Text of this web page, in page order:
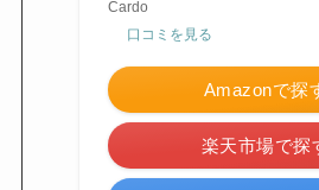
Cardo
口コミを見る
Amazonで探
楽天市場で探